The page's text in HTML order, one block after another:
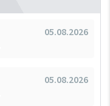
05.08.2026
05.08.2026